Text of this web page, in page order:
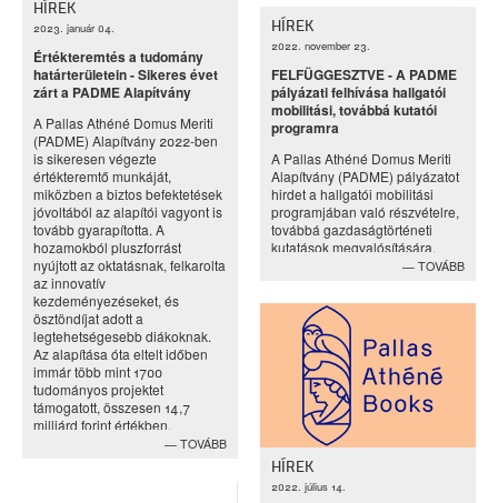
HÍREK
2023. január 04.
Értékteremtés a tudomány
határterületein - Sikeres évet
zárt a PADME Alapítvány
A Pallas Athéné Domus Meriti
(PADME) Alapítvány 2022-ben
is sikeresen végezte
értékteremtő munkáját,
miközben a biztos befektetések
jóvoltából az alapítói vagyont is
tovább gyarapította. A
hozamokból pluszforrást
nyújtott az oktatásnak, felkarolta
az innovatív
kezdeményezéseket, és
ösztöndíjat adott a
legtehetségesebb diákoknak.
Az alapítása óta eltelt időben
immár több mint 1700
tudományos projektet
támogatott, összesen 14,7
milliárd forint értékben.
TOVÁBB
HÍREK
2022. november 23.
FELFÜGGESZTVE - A PADME
pályázati felhívása hallgatói
mobilitási, továbbá kutatói
programra
A Pallas Athéné Domus Meriti
Alapítvány (PADME) pályázatot
hirdet a hallgatói mobilitási
programjában való részvételre,
továbbá gazdaságtörténeti
kutatások megvalósítására.
TOVÁBB
HÍREK
2022. július 14.